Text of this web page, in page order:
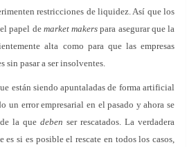
restricciones de liquidez. Así que los
papel de market makers para asegurar que la
alta como para que las empresas
sin pasar a ser insolventes.
están siendo apuntaladas de forma artificial
un error empresarial en el pasado y ahora se
la que deben ser rescatados. La verdadera
es si es posible el rescate en todos los casos,